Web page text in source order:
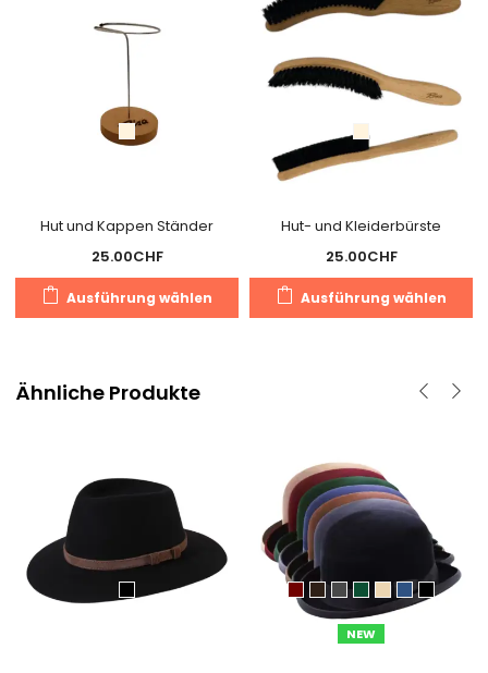
Hut und Kappen Ständer
25.00CHF
Ausführung wählen
Dieses
Produkt
Optionen
können
der
Produktseite
gewählt
Hut- und Kleiderbürste
25.00CHF
Ausführung wählen
Ähnliche Produkte
NEW